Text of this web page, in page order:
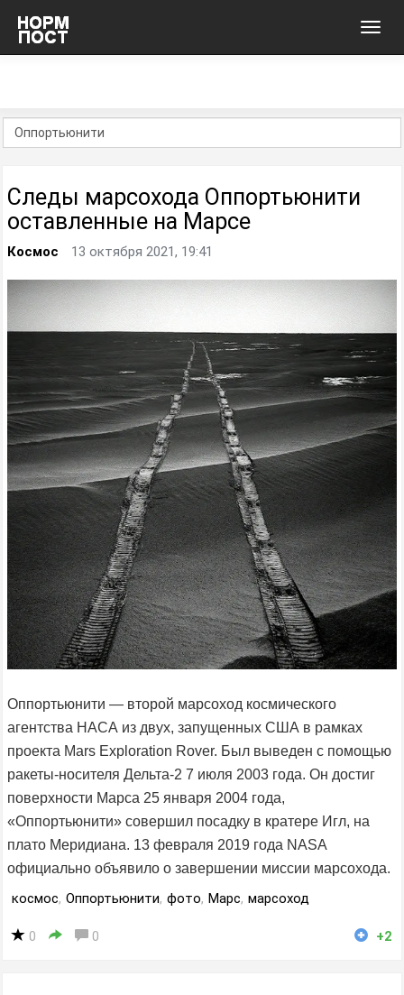
Следы марсохода Оппортьюнити
оставленные на Марсе
Космос 13 октября 2021, 19:41
Оппортьюнити — второй марсоход космического
агентства НАСА из двух, запущенных США в рамках
проекта Mars Exploration Rover. Был выведен с помощью
ракеты-носителя Дельта-2 7 июля 2003 года. Он достиг
поверхности Марса 25 января 2004 года,
«Оппортьюнити» совершил посадку в кратере Игл, на
плато Меридиана. 13 февраля 2019 года NASA
официально объявило о завершении миссии марсохода.
космос, Оппортьюнити, фото, Марс, марсоход
0 0 +2